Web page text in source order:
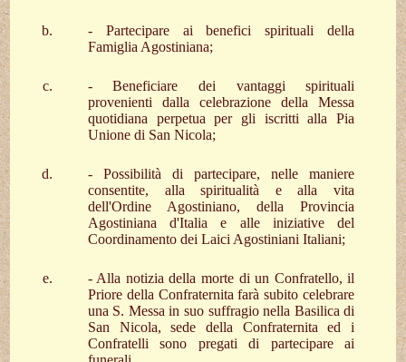
- Partecipare ai benefici spirituali della
Famiglia Agostiniana;
- Beneficiare dei vantaggi spirituali
provenienti dalla celebrazione della Messa
quotidiana perpetua per gli iscritti alla Pia
Unione di San Nicola;
- Possibilità di partecipare, nelle maniere
consentite, alla spiritualità e alla vita
dell'Ordine Agostiniano, della Provincia
Agostiniana d'Italia e alle iniziative del
Coordinamento dei Laici Agostiniani Italiani;
- Alla notizia della morte di un Confratello, il
Priore della Confraternita farà subito celebrare
una S. Messa in suo suffragio nella Basilica di
San Nicola, sede della Confraternita ed i
Confratelli sono pregati di partecipare ai